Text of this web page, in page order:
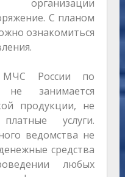
С планом
ознакомиться
МЧС России по
не занимается
продукции, не
услуги.
ведомства не
средства
любых